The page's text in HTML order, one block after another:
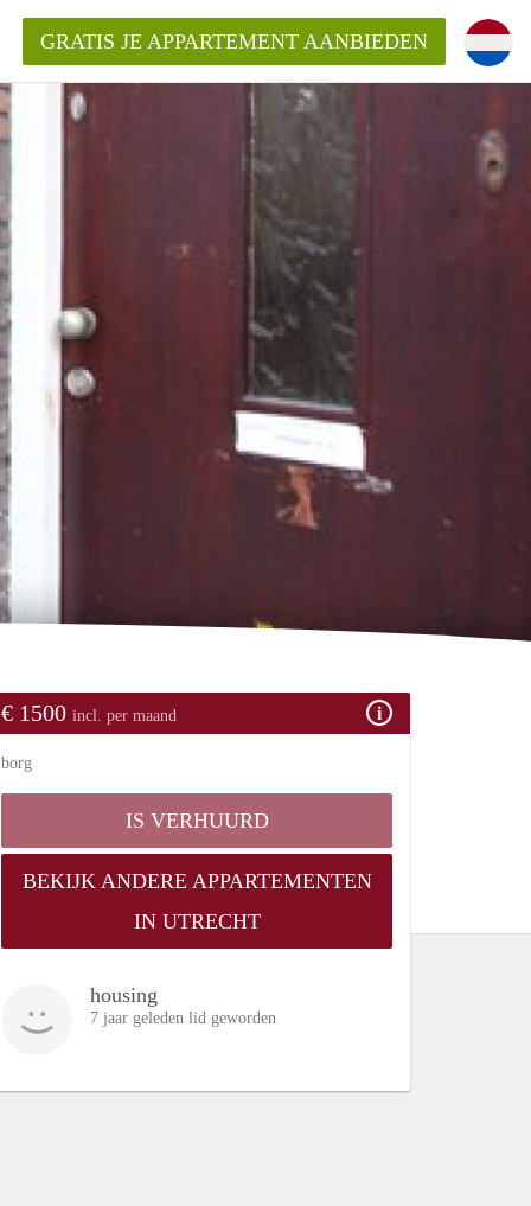
?
het aangeboden
GRATIS JE APPARTEMENT AANBIEDEN
€ 1500 incl. per maand
borg
IS VERHUURD
BEKIJK ANDERE APPARTEMENTEN
IN UTRECHT
housing
7 jaar geleden lid geworden